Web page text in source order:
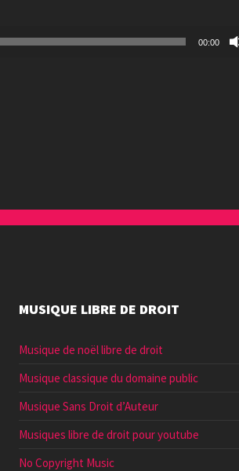
00:00
MUSIQUE LIBRE DE DROIT
Musique de noël libre de droit
Musique classique du domaine public
Musique Sans Droit d’Auteur
Musiques libre de droit pour youtube
No Copyright Music